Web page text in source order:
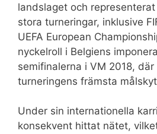
landslaget och
stora turneringar, inklusive
UEFA European
nyckelroll i Belgiens
semifinalerna i VM 2018,
turneringens främsta
Under sin internationella
konsekvent hittat nätet,